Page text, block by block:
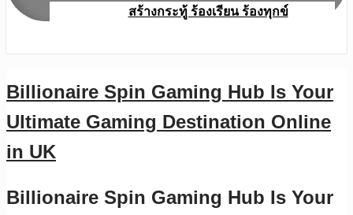
สร้างกระทู้ ร้องเรียน ร้องทุกข์
Billionaire Spin Gaming Hub Is Your
Ultimate Gaming Destination Online
in UK
Billionaire Spin Gaming Hub Is Your